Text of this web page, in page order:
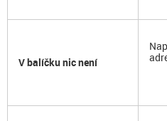
V balíčku nic není